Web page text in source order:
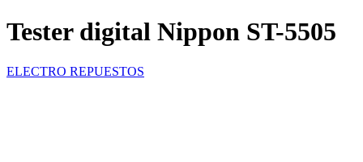
Tester digital Nippon ST-5505
ELECTRO REPUESTOS